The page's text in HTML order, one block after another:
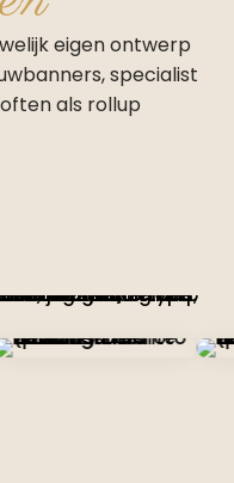
eigen ontwerp
specialist
als rollup